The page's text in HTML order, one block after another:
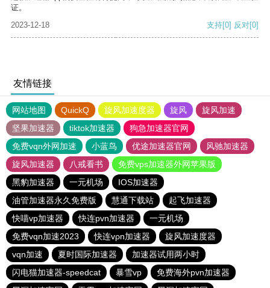
证。
2023-12-18
支持[0] 反对[0]
友情链接
网站地图 QuickQ 旋风加速度器 旋风
旋风加速
坚果加速器
tiktok加速器
狗急加速器官网
免费vqn外网加速
小蓝鸟 优途加速器官网
风驰加速器
旋风加速器
八戒看书
免费vps加速器外网苹果版
黑豹加速器
一元机场
IOS加速器
油管加速器永久免费版
慧通下载站
起飞加速器
快喵vp加速器
快连pvn加速器
一元机场
免费vqn加速2023
快连vρn加速器
旋风加速度器
vqn加速
夏时国际加速器
加速器试用两小时
闪电猫加速器-speedcat
暴雪vp
免费海外pvn加速器